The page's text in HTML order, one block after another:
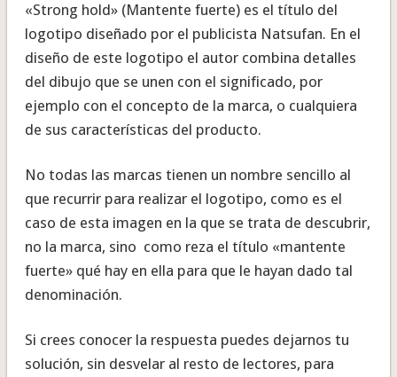
«Strong hold» (Mantente fuerte) es el título del
logotipo diseñado por el publicista Natsufan. En el
diseño de este logotipo el autor combina detalles
del dibujo que se unen con el significado, por
ejemplo con el concepto de la marca, o cualquiera
de sus características del producto.
No todas las marcas tienen un nombre sencillo al
que recurrir para realizar el logotipo, como es el
caso de esta imagen en la que se trata de descubrir,
no la marca, sino como reza el título «mantente
fuerte» qué hay en ella para que le hayan dado tal
denominación.
Si crees conocer la respuesta puedes dejarnos tu
solución, sin desvelar al resto de lectores, para